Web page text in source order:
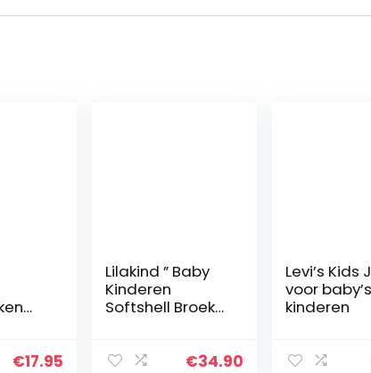
€17.95
Lilakind ” Baby
Kinderen
Softshell Broek
62/68-134/140 –
€34.90
Levi’s Kids
voor
kinderen